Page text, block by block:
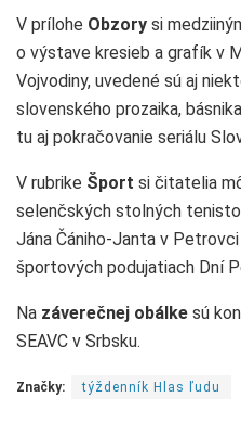
V prílohe Obzory si
o výstave kresieb a grafík v
Vojvodiny, uvedené sú aj
slovenského prozaika,
tu aj pokračovanie seriálu
V rubrike Šport si čitatelia
selenčských stolných
Jána Čániho-Janta v
športových podujatiach Dní
Na záverečnej obálke sú
SEAVC v Srbsku.
Značky: týždenník Hlas ľudu